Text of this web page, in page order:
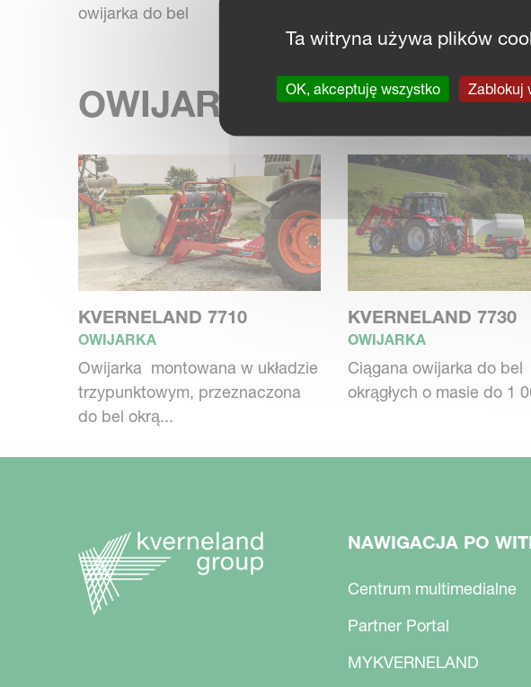
owijarka do bel
OWIJARKI ZE STOŁEM
KVERNELAND 7710
OWIJARKA
Owijarka montowana w układzie
trzypunktowym, przeznaczona
do bel okrą...
KVERNELAND 7730
OWIJARKA
Ciągana owijarka do bel
okrągłych o masie do 1
NAWIGACJA PO
Centrum multimedialne
Partner Portal
MYKVERNELAND
Ta witryna używa plików
OK, akceptuję wszystko Zablokuj